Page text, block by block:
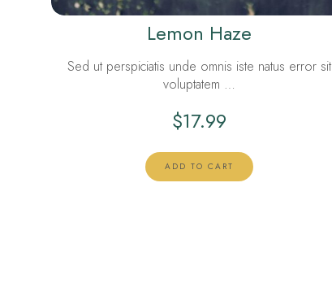
Lemon Haze
Sed ut perspiciatis unde omnis iste natus error sit
voluptatem …
$17.99
ADD TO CART